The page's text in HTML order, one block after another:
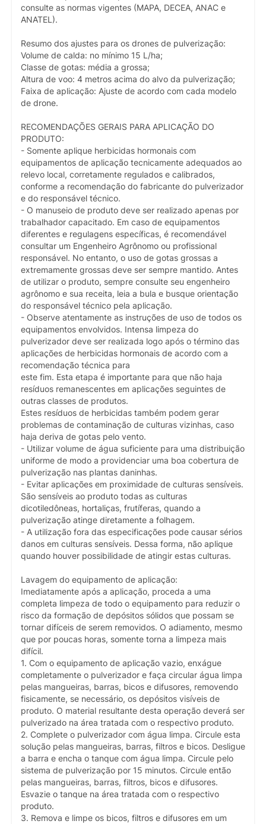
consulte as normas vigentes (MAPA, DECEA, ANAC e
ANATEL).
Resumo dos ajustes para os drones de pulverização:
Volume de calda: no mínimo 15 L/ha;
Classe de gotas: média a grossa;
Altura de voo: 4 metros acima do alvo da pulverização;
Faixa de aplicação: Ajuste de acordo com cada modelo
de drone.
RECOMENDAÇÕES GERAIS PARA APLICAÇÃO DO
PRODUTO:
- Somente aplique herbicidas hormonais com
equipamentos de aplicação tecnicamente adequados ao
relevo local, corretamente regulados e calibrados,
conforme a recomendação do fabricante do pulverizador
e do responsável técnico.
- O manuseio de produto deve ser realizado apenas por
trabalhador capacitado. Em caso de equipamentos
diferentes e regulagens específicas, é recomendável
consultar um Engenheiro Agrônomo ou profissional
responsável. No entanto, o uso de gotas grossas a
extremamente grossas deve ser sempre mantido. Antes
de utilizar o produto, sempre consulte seu engenheiro
agrônomo e sua receita, leia a bula e busque orientação
do responsável técnico pela aplicação.
- Observe atentamente as instruções de uso de todos os
equipamentos envolvidos. Intensa limpeza do
pulverizador deve ser realizada logo após o término das
aplicações de herbicidas hormonais de acordo com a
recomendação técnica para
este fim. Esta etapa é importante para que não haja
resíduos remanescentes em aplicações seguintes de
outras classes de produtos.
Estes resíduos de herbicidas também podem gerar
problemas de contaminação de culturas vizinhas, caso
haja deriva de gotas pelo vento.
- Utilizar volume de água suficiente para uma distribuição
uniforme de modo a providenciar uma boa cobertura de
pulverização nas plantas daninhas.
- Evitar aplicações em proximidade de culturas sensíveis.
São sensíveis ao produto todas as culturas
dicotiledôneas, hortaliças, frutíferas, quando a
pulverização atinge diretamente a folhagem.
- A utilização fora das especificações pode causar sérios
danos em culturas sensíveis. Dessa forma, não aplique
quando houver possibilidade de atingir estas culturas.
Lavagem do equipamento de aplicação:
Imediatamente após a aplicação, proceda a uma
completa limpeza de todo o equipamento para reduzir o
risco da formação de depósitos sólidos que possam se
tornar difíceis de serem removidos. O adiamento, mesmo
que por poucas horas, somente torna a limpeza mais
difícil.
1. Com o equipamento de aplicação vazio, enxágue
completamente o pulverizador e faça circular água limpa
pelas mangueiras, barras, bicos e difusores, removendo
fisicamente, se necessário, os depósitos visíveis de
produto. O material resultante desta operação deverá ser
pulverizado na área tratada com o respectivo produto.
2. Complete o pulverizador com água limpa. Circule esta
solução pelas mangueiras, barras, filtros e bicos. Desligue
a barra e encha o tanque com água limpa. Circule pelo
sistema de pulverização por 15 minutos. Circule então
pelas mangueiras, barras, filtros, bicos e difusores.
Esvazie o tanque na área tratada com o respectivo
produto.
3. Remova e limpe os bicos, filtros e difusores em um